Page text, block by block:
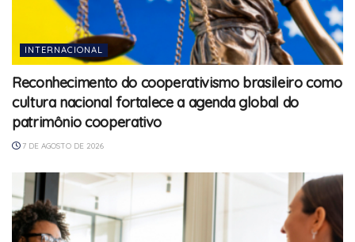
INTERNACIONAL
Reconhecimento do cooperativismo brasileiro como
cultura nacional fortalece a agenda global do
patrimônio cooperativo
7 DE AGOSTO DE 2026